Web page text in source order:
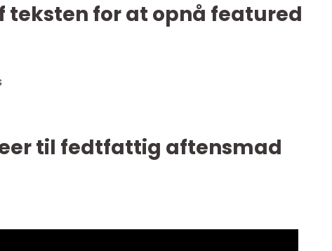
teksten for at opnå featured
til fedtfattig aftensmad